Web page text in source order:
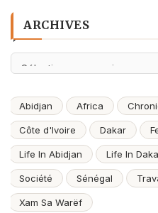
ARCHIVES
Archives
Abidjan Africa
Côte d'Ivoire Dakar
Life In Abidjan Life In
Société Sénégal
Xam Sa Warëf